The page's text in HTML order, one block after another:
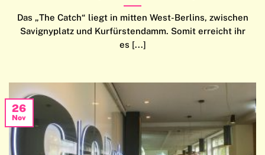
Das „The Catch“ liegt in mitten West-Berlins, zwischen
Savignyplatz und Kurfürstendamm. Somit erreicht ihr
es [...]
26
Nov